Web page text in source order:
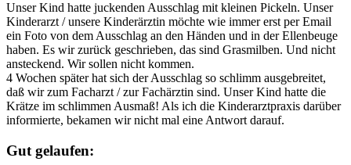
Unser Kind hatte juckenden Ausschlag mit kleinen Pickeln. Unser
Kinderarzt / unsere Kinderärztin möchte wie immer erst per Email
ein Foto von dem Ausschlag an den Händen und in der Ellenbeuge
haben. Es wir zurück geschrieben, das sind Grasmilben. Und nicht
ansteckend. Wir sollen nicht kommen.
4 Wochen später hat sich der Ausschlag so schlimm ausgebreitet,
daß wir zum Facharzt / zur Fachärztin sind. Unser Kind hatte die
Krätze im schlimmen Ausmaß! Als ich die Kinderarztpraxis darüber
informierte, bekamen wir nicht mal eine Antwort darauf.
Gut gelaufen: